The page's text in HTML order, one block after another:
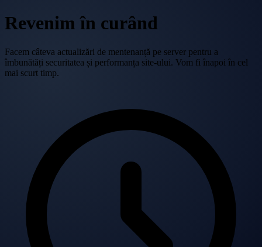
Revenim în curând
Facem câteva actualizări de mentenanță pe server pentru a
îmbunătăți securitatea și performanța site-ului. Vom fi înapoi în cel
mai scurt timp.